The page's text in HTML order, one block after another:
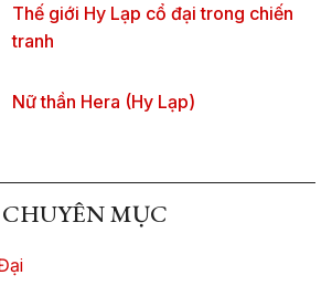
Thế giới Hy Lạp cổ đại trong chiến
tranh
Nữ thần Hera (Hy Lạp)
CHUYÊN MỤC